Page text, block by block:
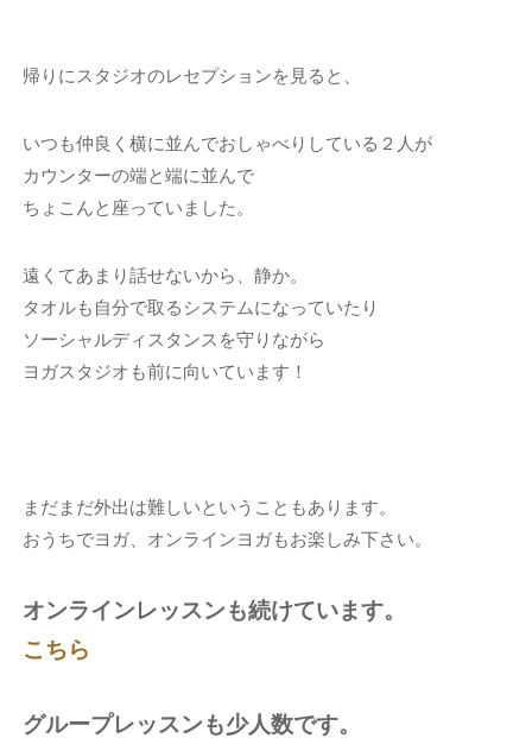
帰りにスタジオのレセプションを見ると、
いつも仲良く横に並んでおしゃべりしている２人が
カウンターの端と端に並んで
ちょこんと座っていました。
遠くてあまり話せないから、静か。
タオルも自分で取るシステムになっていたり
ソーシャルディスタンスを守りながら
ヨガスタジオも前に向いています！
まだまだ外出は難しいということもあります。
おうちでヨガ、オンラインヨガもお楽しみ下さい。
オンラインレッスンも続けています。
こちら
グループレッスンも少人数です。